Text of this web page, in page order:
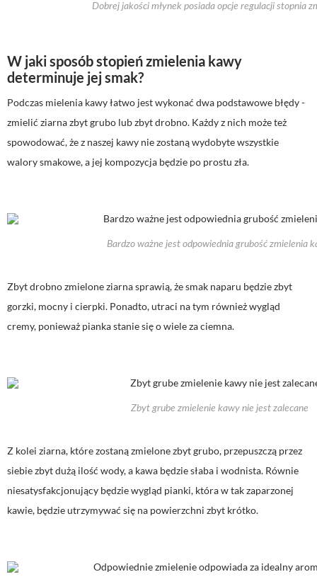
Dobrej jakości młynek posiada opcje regulacji stopnia
W jaki sposób stopień zmielenia kawy
determinuje jej smak?
Podczas mielenia kawy łatwo jest wykonać dwa podstawowe błędy -
zmielić ziarna zbyt grubo lub zbyt drobno. Każdy z nich może też
spowodować, że z naszej kawy nie zostaną wydobyte wszystkie
walory smakowe, a jej kompozycja będzie po prostu zła.
Bardzo ważne jest odpowiednia grubość zmielenia
Zbyt drobno zmielone ziarna sprawią, że smak naparu będzie zbyt
gorzki, mocny i cierpki. Ponadto, utraci na tym również wygląd
cremy, ponieważ pianka stanie się o wiele za ciemna.
Zbyt grube zmielenie kawy nie jest zalecane
Z kolei ziarna, które zostaną zmielone zbyt grubo, przepuszczą przez
siebie zbyt dużą ilość wody, a kawa będzie słaba i wodnista. Równie
niesatysfakcjonujący będzie wygląd pianki, która w tak zaparzonej
kawie, będzie utrzymywać się na powierzchni zbyt krótko.